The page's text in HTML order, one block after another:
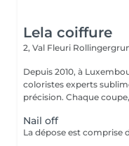
Lela coiffure
2, Val Fleuri
Depuis 2010, à
coloristes experts
précision. Chaque
Nail off